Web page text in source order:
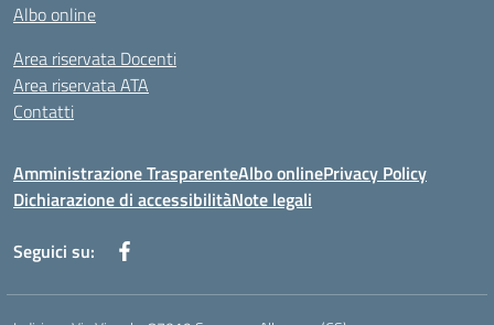
Albo online
Area riservata Docenti
Area riservata ATA
Contatti
Amministrazione TrasparenteAlbo onlinePrivacy Policy
Dichiarazione di accessibilitàNote legali
Seguici su: